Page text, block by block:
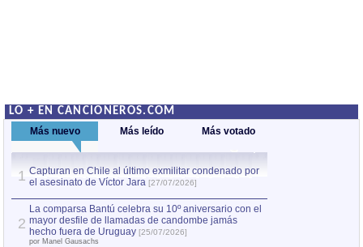
LO + EN CANCIONEROS.COM
Más nuevo Más leído Más votado
1 Capturan en Chile al último exmilitar condenado por
el asesinato de Víctor Jara [27/07/2026]
2
La comparsa Bantú celebra su 10º aniversario con el
mayor desfile de llamadas de candombe jamás
hecho fuera de Uruguay [25/07/2026]
por Manel Gausachs